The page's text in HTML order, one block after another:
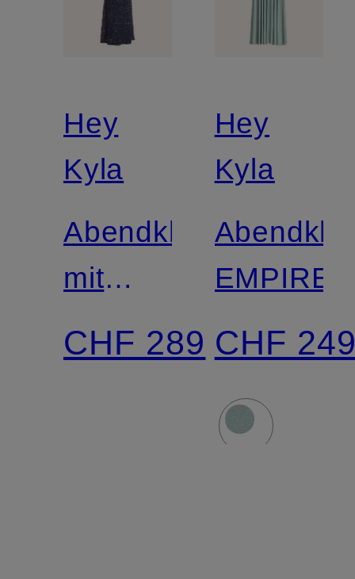
Hey
Kyla
Abendkleid
mit
Pailletten
CHF 289
Hey
Kyla
EMPIRE
CHF